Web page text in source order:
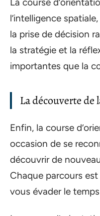
l’intelligence
la prise de décision
la stratégie et la
importantes que la
La découverte de
Enfin, la course
occasion de se
découvrir de
Chaque parcours
vous évader le